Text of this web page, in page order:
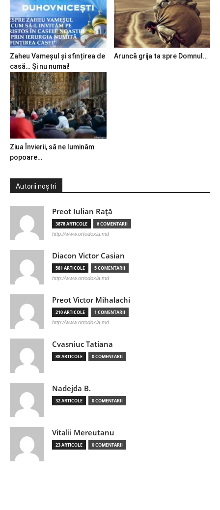
Zaheu Vameșul și sfințirea de
casă… Și nu numai!
Aruncă grija ta spre Domnul…
Ziua Învierii, să ne luminăm
popoare…
Autorii noștri
Preot Iulian Raţă
3878 ARTICOLE 6 COMENTARII
http://www.ortodoxia.md
Diacon Victor Casian
581 ARTICOLE 5 COMENTARII
http://www.ortodoxia.md
Preot Victor Mihalachi
210 ARTICOLE 1 COMENTARII
http://www.ortodoxia.md
Cvasniuc Tatiana
88 ARTICOLE 0 COMENTARII
Nadejda B.
32 ARTICOLE 0 COMENTARII
Vitalii Mereutanu
23 ARTICOLE 0 COMENTARII